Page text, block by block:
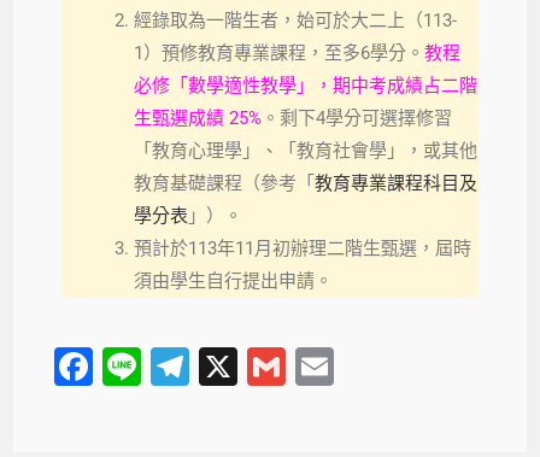
經錄取為一階生者，始可於大二上（113-
1）預修教育專業課程，至多6學分。教程
必修「數學適性教學」，期中考成績占二階
生甄選成績 25% 。剩下4學分可選擇修習
「教育心理學」、「教育社會學」，或其他
教育基礎課程（參考「教育專業課程科目及
學分表 」）。
預計於113年11月初辦理二階生甄選，屆時
須由學生自行提出申請。
F
Li
T
X
G